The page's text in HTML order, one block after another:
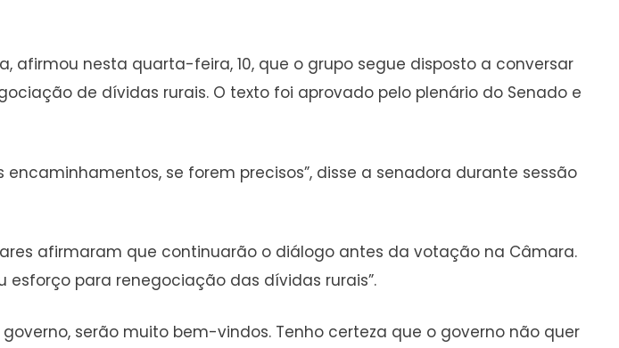
afirmou nesta quarta-feira, 10, que o grupo segue disposto a conversar
de dívidas rurais. O texto foi aprovado pelo plenário do Senado e
se forem precisos”, disse a senadora durante sessão
afirmaram que continuarão o diálogo antes da votação na Câmara.
esforço para renegociação das dívidas rurais”.
serão muito bem-vindos. Tenho certeza que o governo não quer